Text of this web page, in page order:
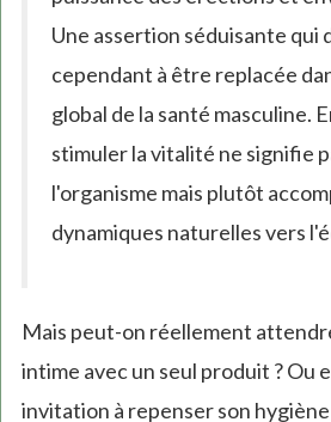
Une assertion séduisante qui
cependant à être replacée
global de la santé masculine.
stimuler la vitalité ne signifie
l'organisme mais plutôt
dynamiques naturelles vers
Mais peut-on réellement
intime avec un seul produit ? Ou
invitation à repenser son